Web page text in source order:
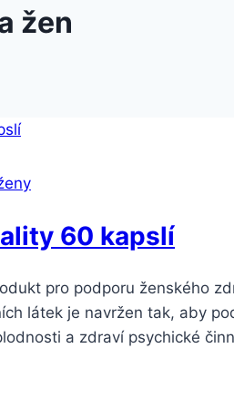
žen
60 kapslí
pro podporu ženského
látek je navržen tak, aby
a zdraví psychické